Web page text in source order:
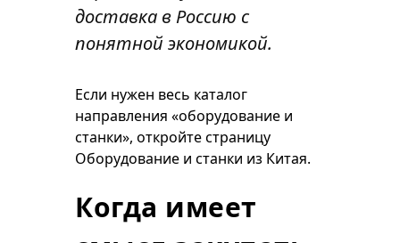
доставка в Россию с
понятной экономикой.
Если нужен весь каталог
направления «оборудование и
станки», откройте страницу
Оборудование и станки из Китая.
Когда имеет